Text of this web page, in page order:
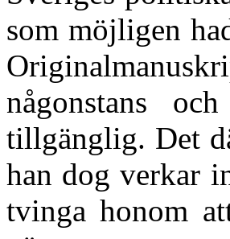
som möjligen
någonstans
tillgänglig. Det
han dog verkar
tvinga honom